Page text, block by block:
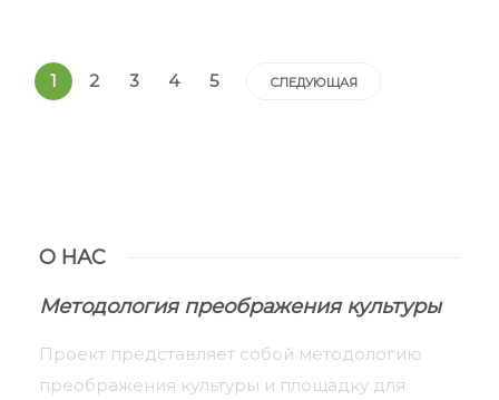
1 2 3 4 5 СЛЕДУЮЩАЯ
О НАС
Методология преображения культуры
Проект представляет собой методологию
преображения культуры и площадку для